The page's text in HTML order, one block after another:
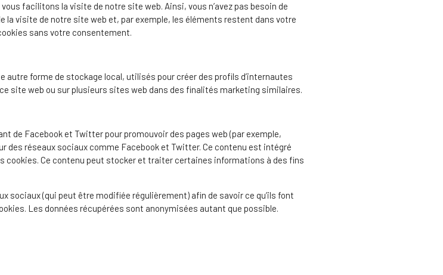
facilitons la visite de notre site web. Ainsi, vous n’avez pas besoin de
visite de notre site web et, par exemple, les éléments restent dans votre
sans votre consentement.
forme de stockage local, utilisés pour créer des profils d’internautes
site web ou sur plusieurs sites web dans des finalités marketing similaires.
de Facebook et Twitter pour promouvoir des pages web (par exemple,
des réseaux sociaux comme Facebook et Twitter. Ce contenu est intégré
cookies. Ce contenu peut stocker et traiter certaines informations à des fins
sociaux (qui peut être modifiée régulièrement) afin de savoir ce qu’ils font
Les données récupérées sont anonymisées autant que possible.